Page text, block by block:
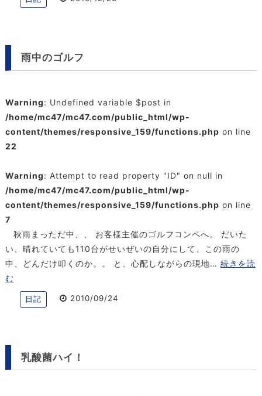
雨中のゴルフ
Warning: Undefined variable $post in
/home/mc47/mc47.com/public_html/wp-
content/themes/responsive_159/functions.php on line
22
Warning: Attempt to read property "ID" on null in
/home/mc47/mc47.com/public_html/wp-
content/themes/responsive_159/functions.php on line
7
秋雨まっただ中、、 お客様主催のゴルフコンペへ。 だいた
い、晴れていても110台がせいぜいの自分にして、この雨の
中、どんだけ叩くのか。。 と、心配しながらの現地… 続きを読
む
日記 2010/09/24
乳酸菌ハイ！